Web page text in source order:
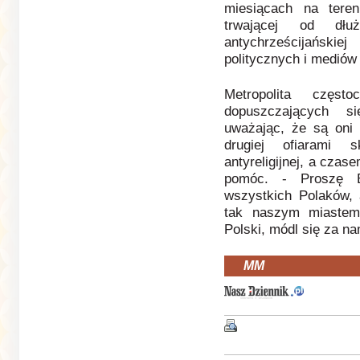
miesiącach na
trwającej od
politycznych i mediów
Metropolita
dopuszczających
uważając, że są
drugiej ofiarami
antyreligijnej, a
pomóc. - Proszę
wszystkich
tak naszym
Polski, módl się za
MM